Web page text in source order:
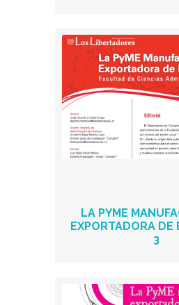
LA PYME
EXPORTADORA DE
3